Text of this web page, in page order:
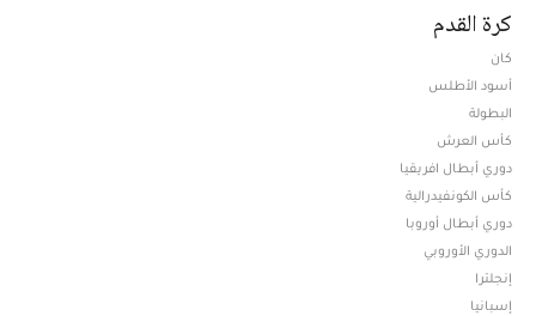
كرة القدم
كان
أسود الأطلس
البطولة
كأس العرش
دوري أبطال افريقيا
كأس الكونفيدرالية
دوري أبطال أوروبا
الدوري الأوروبي
إنجلترا
إسبانيا